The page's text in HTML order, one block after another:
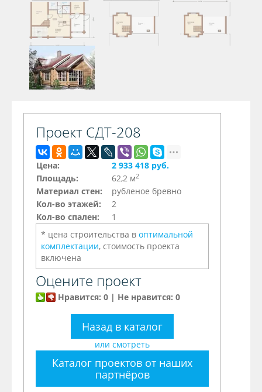
Проект СДТ-208
Цена:
2 933 418 руб.
Площадь:
62,2 м2
Материал стен:
рубленое бревно
Кол-во этажей:
2
Кол-во спален:
1
* цена строительства в оптимальной
комплектации, стоимость проекта
включена
Оцените проект
Нравится: 0 | Не нравится: 0
Назад в каталог
или смотреть
Каталог проектов от наших
партнёров